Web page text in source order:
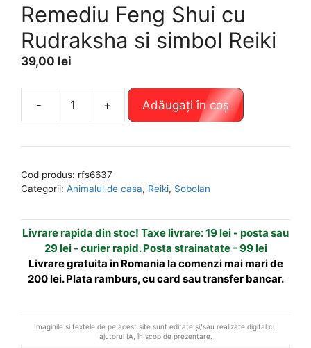
Remediu Feng Shui cu
Rudraksha si simbol Reiki
39,00 lei
-
Cantitate
Feng
si
simbol
Reiki
+ Adăugați în coș
e
n
t
i
Cod produs: rfs6637
Categorii: Animalul de casa, Reiki, Sobolan
Livrare rapida din stoc! Taxe livrare: 19 lei - posta sau
29 lei - curier rapid. Posta strainatate - 99 lei
Livrare gratuita in Romania la comenzi mai mari de
200 lei. Plata ramburs, cu card sau transfer bancar.
Imaginile și textele de pe acest site sunt editate și/sau realizate digital cu
ajutorul IA, în scop de prezentare.